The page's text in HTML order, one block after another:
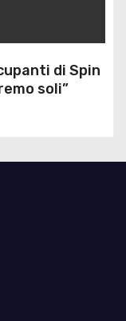
di Spin
soli”